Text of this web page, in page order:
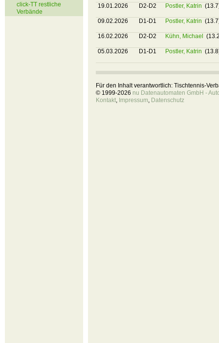
click-TT restliche
Verbände
19.01.2026 D2-D2 Postler, Katrin
09.02.2026 D1-D1 Postler, Katrin
16.02.2026 D2-D2 Kühn, Michael
05.03.2026 D1-D1 Postler, Katrin
Für den Inhalt verantwortlich: Tischtennis-
© 1999-2026 nu Datenautomaten GmbH -
Kontakt, Impressum, Datenschutz